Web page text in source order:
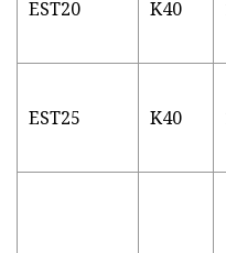
EST20 K40
EST25 K40